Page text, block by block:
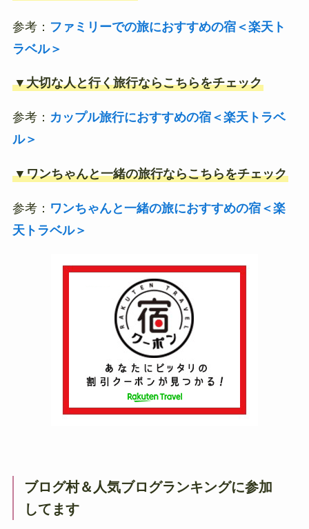
参考： ファミリーでの旅におすすめの宿＜楽天ト
ラベル＞
▼大切な人と行く旅行ならこちらをチェック
参考： カップル旅行におすすめの宿＜楽天トラベ
ル＞
▼ワンちゃんと一緒の旅行ならこちらをチェック
参考： ワンちゃんと一緒の旅におすすめの宿＜楽
天トラベル＞
ブログ村＆人気ブログランキングに参加
してます